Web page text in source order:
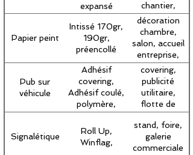
expansé
chantier,
construction
Papier peint
Intissé 170gr,
190gr,
préencollé
décoration
chambre,
salon, accueil
entreprise,
bureau
Pub sur
véhicule
Adhésif
covering,
Adhésif coulé,
polymère,
laminé anti
UV,
Protection
extérieure,
covering,
publicité
utilitaire,
flotte de
véhicule
Signalétique
Roll Up,
Winflag,
stand, foire,
galerie
commerciale